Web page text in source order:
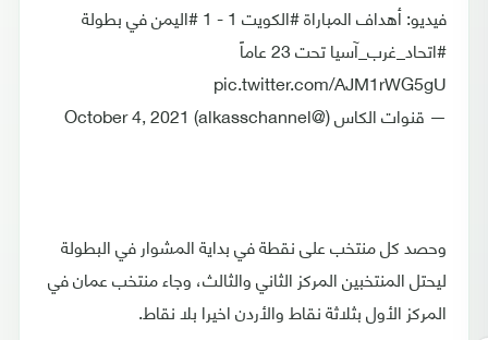
فيديو: أهداف المباراة #الكويت 1 - 1 #اليمن في بطولة
#اتحاد_غرب_آسيا تحت 23 عاماً
pic.twitter.com/AJM1rWG5gU
— قنوات الكاس (@alkasschannel) October 4, 2021
وحصد كل منتخب على نقطة في بداية المشوار في البطولة
ليحتل المنتخبين المركز الثاني والثالث، وجاء منتخب عمان في
المركز الأول بثلاثة نقاط والأردن اخيرا بلا نقاط.